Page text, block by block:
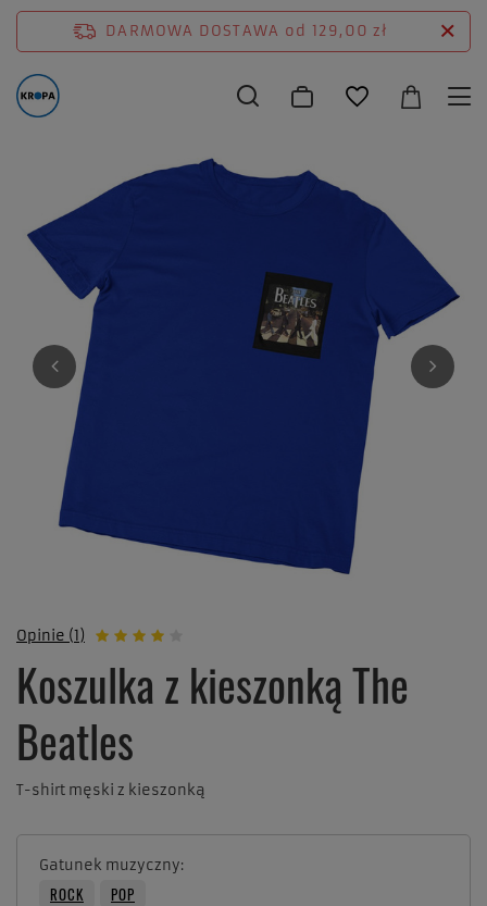
DARMOWA DOSTAWA od 129,00 zł
Opinie (1)
Koszulka z kieszonką The
Beatles
T-shirt męski z kieszonką
Gatunek muzyczny
ROCK POP